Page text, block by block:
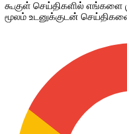
கூகுள் செய்திகளில்
மூலம் உடனுக்குடன்